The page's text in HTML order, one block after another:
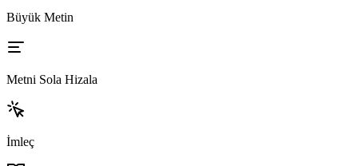
Büyük Metin
Metni Sola Hizala
İmleç